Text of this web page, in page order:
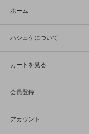
ホーム
ハシュケについて
カートを見る
会員登録
アカウント